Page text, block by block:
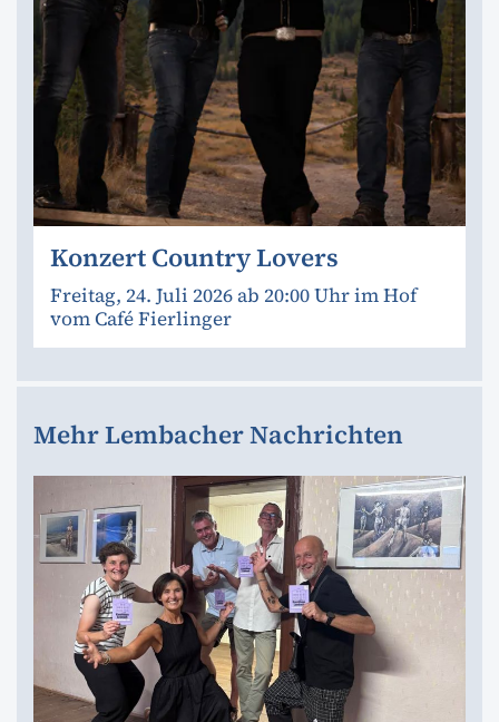
Konzert Country Lovers
Freitag, 24. Juli 2026 ab 20:00 Uhr im Hof
vom Café Fierlinger
Mehr Lembacher Nachrichten